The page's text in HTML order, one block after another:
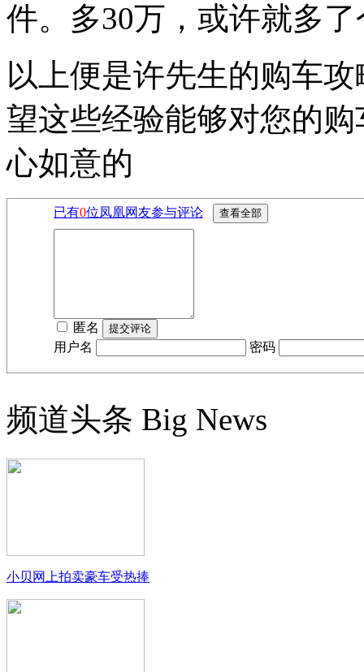
件。多30万，或许就多
以上便是许先生的购车
望这些经验能够对您的
心如意的
已有0位凤凰网友参与评论
匿名
用户名
密码
频道头条 Big News
小贝网上拍卖豪车受热捧